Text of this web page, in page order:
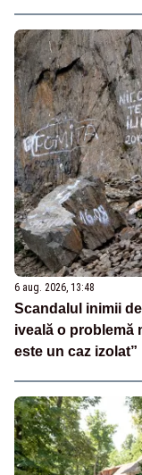
6 aug. 2026, 13:48
Scandalul inimii
iveală o problemă
este un caz izolat”